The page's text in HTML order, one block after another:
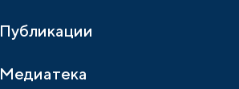
Публикации
Медиатека